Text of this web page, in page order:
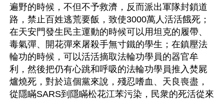
遍野的時候，不但不予救濟，反而派出軍隊封鎖道
路，禁止百姓逃荒要飯，致使3000萬人活活餓死；
在天安門發生民主運動的時候可以用坦克的履帶、
毒氣彈、開花彈來屠殺手無寸鐵的學生；在鎮壓法
輪功的時候，可以活活摘取法輪功學員的器官牟
利，然後把仍有心跳和呼吸的法輪功學員推入焚屍
爐燒死，對於這個黨來說，殘忍嗜血、天良喪盡，
從隱瞞SARS到隱瞞松花江苯污染，民衆的死活從來